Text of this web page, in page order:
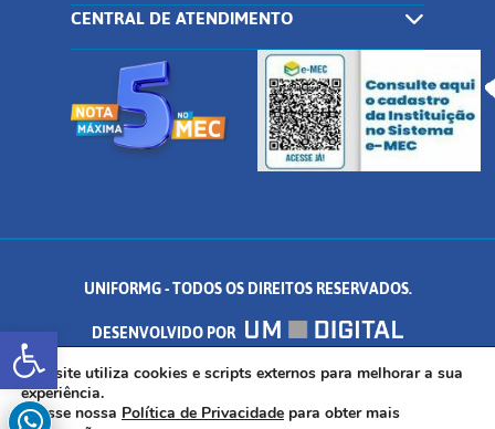
Abrir a barra de ferramentas
CENTRAL DE ATENDIMENTO
UNIFORMG - TODOS OS DIREITOS RESERVADOS.
DESENVOLVIDO POR
AV. DR. ARNALDO DE SENNA, 328 - PALMEIRAS, FORMIGA/MG - CEP:
35.574.530
Este site utiliza cookies e scripts externos para melhorar a sua
experiência.
Acesse nossa Política de Privacidade para obter mais